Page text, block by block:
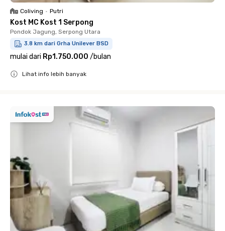
Coliving • Putri
Kost MC Kost 1 Serpong
Pondok Jagung, Serpong Utara
3.8 km dari Grha Unilever BSD
mulai dari Rp1.750.000 /bulan
Lihat info lebih banyak